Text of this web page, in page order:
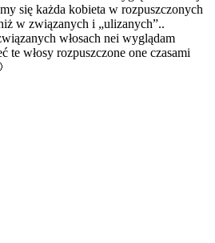
się każda kobieta w rozpuszczonych
w związanych i „ulizanych”..
włosach nei wyglądam
te włosy rozpuszczone one czasami